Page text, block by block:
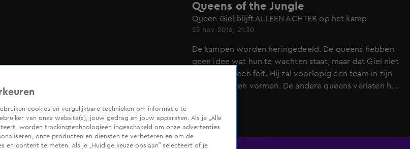
Queens of the Jungle
Queen Giel blijft ALLEEN ACHTER op het kamp
23 nov 2016, 21:30
De kampen worden heringedeeld. De queens hebben
geen idee wat hun te wachten staat, maar dat Giel niet
mee mag is een feit. Hij zal voorlopig een team in zijn
eentje moeten vormen. De andere queens verlaten het
cookies en vergelijkbare technieken om informatie te
van onze website(s), jouw gedrag en jouw apparaten. Als je „Alle
worden trackingtechnologieën ingeschakeld om onze advertenties
onze producten en diensten te verbeteren en om de
en content te meten. Als je „Huidige keuze opslaan” selecteert of je